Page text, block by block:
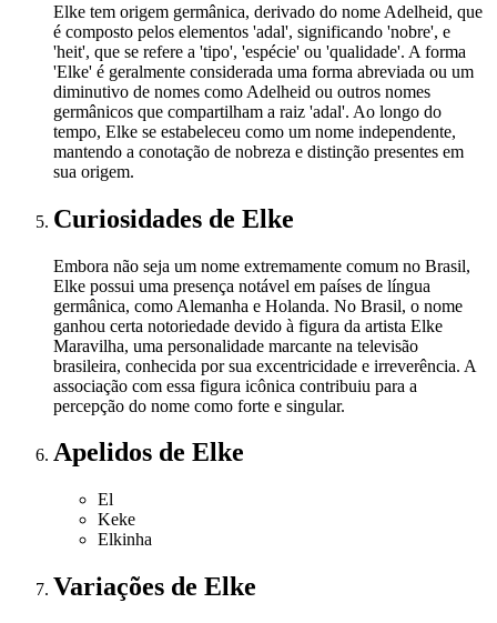
Elke tem origem germânica, derivado do nome Adelheid, que
é composto pelos elementos 'adal', significando 'nobre', e
'heit', que se refere a 'tipo', 'espécie' ou 'qualidade'. A forma
'Elke' é geralmente considerada uma forma abreviada ou um
diminutivo de nomes como Adelheid ou outros nomes
germânicos que compartilham a raiz 'adal'. Ao longo do
tempo, Elke se estabeleceu como um nome independente,
mantendo a conotação de nobreza e distinção presentes em
sua origem.
Curiosidades de Elke
Embora não seja um nome extremamente comum no Brasil,
Elke possui uma presença notável em países de língua
germânica, como Alemanha e Holanda. No Brasil, o nome
ganhou certa notoriedade devido à figura da artista Elke
Maravilha, uma personalidade marcante na televisão
brasileira, conhecida por sua excentricidade e irreverência. A
associação com essa figura icônica contribuiu para a
percepção do nome como forte e singular.
Apelidos de Elke
El
Keke
Elkinha
Variações de Elke